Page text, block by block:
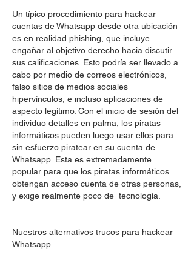
Un típico procedimiento para hackear
cuentas de Whatsapp desde otra ubicación
es en realidad phishing, que incluye
engañar al objetivo derecho hacia discutir
sus calificaciones. Esto podría ser llevado a
cabo por medio de correos electrónicos,
falso sitios de medios sociales
hipervínculos, e incluso aplicaciones de
aspecto legítimo. Con el inicio de sesión del
individuo detalles en palma, los piratas
informáticos pueden luego usar ellos para
sin esfuerzo piratear en su cuenta de
Whatsapp. Esta es extremadamente
popular para que los piratas informáticos
obtengan acceso cuenta de otras personas,
y exige realmente poco de  tecnología.
Nuestros alternativos trucos para hackear
Whatsapp